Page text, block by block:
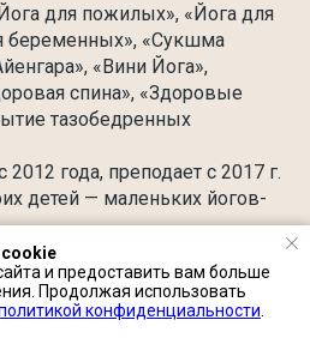
для пожилых», «Йога для
беременных», «Сукшма
«Вини Йога»,
спина», «Здоровые
тазобедренных
2012 года, преподает с 2017 г.
детей — маленьких йогов-
и предоставить вам больше
Продолжая использовать
конфиденциальности